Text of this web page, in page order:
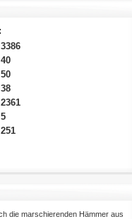
3386
40
50
38
2361
5
251
die marschierenden Hämmer aus